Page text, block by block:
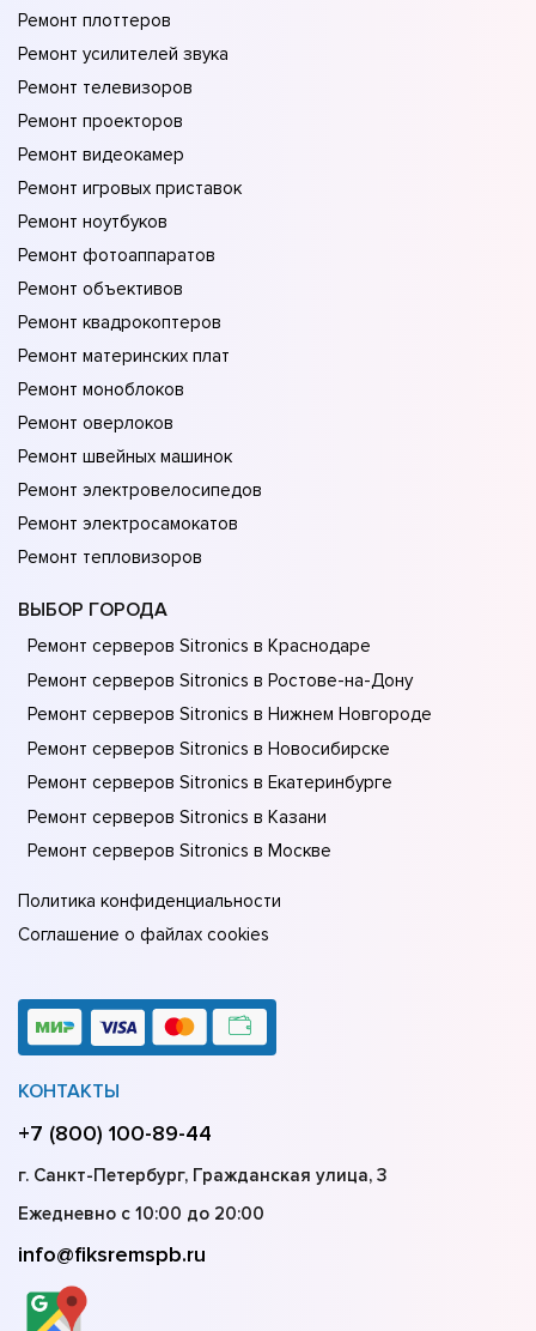
Ремонт плоттеров
Ремонт усилителей звука
Ремонт телевизоров
Ремонт проекторов
Ремонт видеокамер
Ремонт игровых приставок
Ремонт ноутбуков
Ремонт фотоаппаратов
Ремонт объективов
Ремонт квадрокоптеров
Ремонт материнских плат
Ремонт моноблоков
Ремонт оверлоков
Ремонт швейных машинок
Ремонт электровелосипедов
Ремонт электросамокатов
Ремонт тепловизоров
ВЫБОР ГОРОДА
Ремонт серверов Sitronics в Краснодаре
Ремонт серверов Sitronics в Ростове-на-Донy
Ремонт серверов Sitronics в Нижнем Новгороде
Ремонт серверов Sitronics в Новосибирске
Ремонт серверов Sitronics в Екатеринбурге
Ремонт серверов Sitronics в Казани
Ремонт серверов Sitronics в Москве
Политика конфиденциальности
Соглашение о файлах cookies
КОНТАКТЫ
+7 (800) 100-89-44
г. Санкт-Петербург, Гражданская улица, 3
Ежедневно с 10:00 до 20:00
info@fiksremspb.ru